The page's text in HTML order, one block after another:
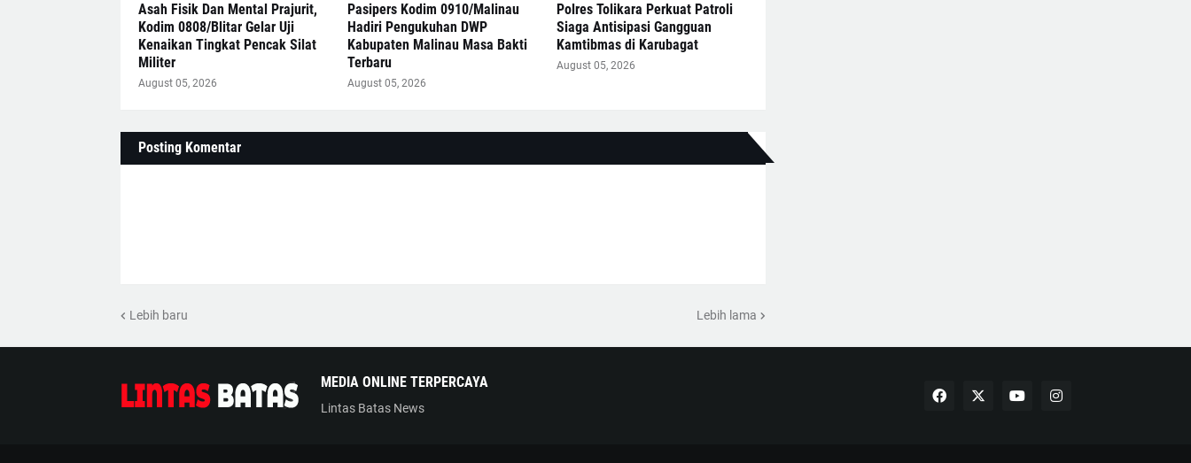
Asah Fisik Dan Mental Prajurit,
Kodim 0808/Blitar Gelar Uji
Kenaikan Tingkat Pencak Silat
Militer
August 05, 2026
Pasipers Kodim 0910/Malinau
Hadiri Pengukuhan DWP
Kabupaten Malinau Masa Bakti
Terbaru
August 05, 2026
Polres Tolikara Perkuat Patroli
Siaga Antisipasi Gangguan
Kamtibmas di Karubagat
August 05, 2026
Posting Komentar
Lebih baru Lebih lama
MEDIA ONLINE TERPERCAYA
Lintas Batas News